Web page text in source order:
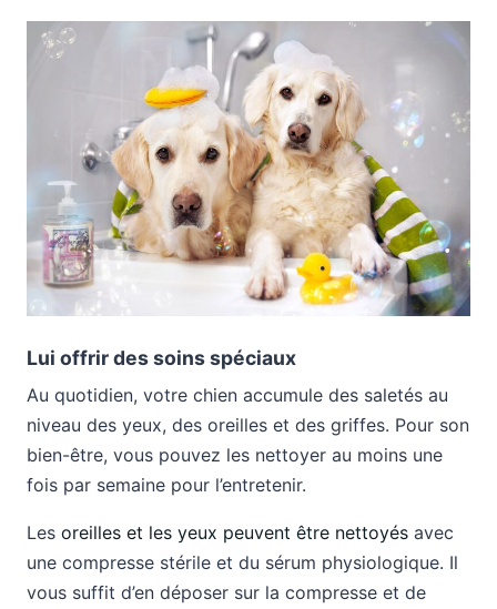
Lui offrir des soins spéciaux
Au quotidien, votre chien accumule des saletés au
niveau des yeux, des oreilles et des griffes. Pour son
bien-être, vous pouvez les nettoyer au moins une
fois par semaine pour l’entretenir.
Les oreilles et les yeux peuvent être nettoyés avec
une compresse stérile et du sérum physiologique. Il
vous suffit d’en déposer sur la compresse et de